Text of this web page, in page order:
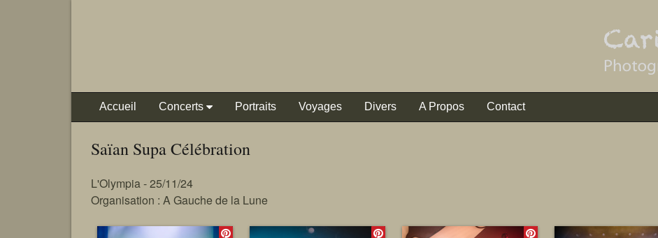
Accueil Concerts Portraits Voyages Divers A Propos Contact
Saïan Supa Célébration
L'Olympia - 25/11/24
Organisation : A Gauche de la Lune